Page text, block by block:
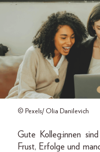
© Pexels/ Olia Danilevich
Gute Kolleg:innen
Frust, Erfolge und